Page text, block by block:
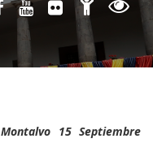
15 Septiembre